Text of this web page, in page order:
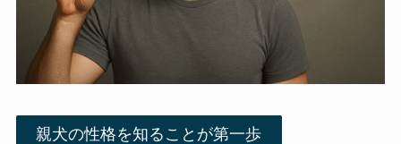
親犬の性格を知ることが第一歩